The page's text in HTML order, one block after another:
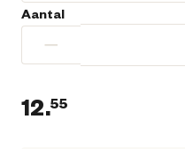
Aantal
−
12.55